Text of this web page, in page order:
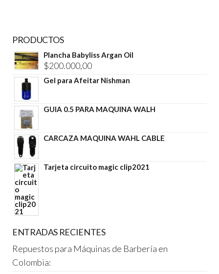
PRODUCTOS
Plancha Babyliss Argan Oil
$200.000,00
Gel para Afeitar Nishman
GUIA 0.5 PARA MAQUINA WALH
CARCAZA MAQUINA WAHL CABLE
Tarjeta circuito magic clip2021
ENTRADAS RECIENTES
Repuestos para Máquinas de Barbería en
Colombia: